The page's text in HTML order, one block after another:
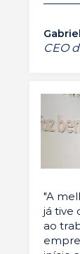
CEO
"A
já tive
ao